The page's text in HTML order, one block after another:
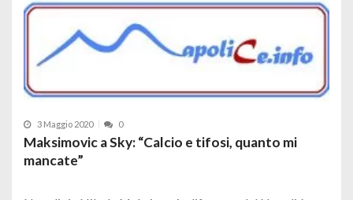
3 Maggio 2020 0
Maksimovic a Sky: “Calcio e tifosi, quanto mi
mancate”